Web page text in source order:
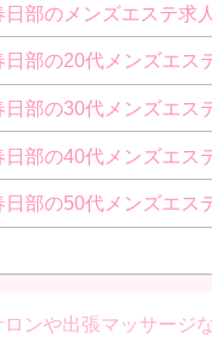
部のメンズエステ求人
部の20代メンズエス
部の30代メンズエス
部の40代メンズエス
部の50代メンズエス
ンや出張マッサージ